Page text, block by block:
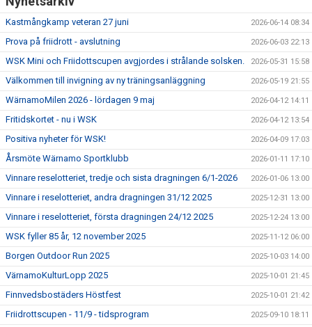
Kastmångkamp veteran 27 juni 2026-06-14 08:34
Prova på friidrott - avslutning 2026-06-03 22:13
WSK Mini och Friidottscupen avgjordes i strålande solsken. 2026-05-31 15:58
Välkommen till invigning av ny träningsanläggning 2026-05-19 21:55
WärnamoMilen 2026 - lördagen 9 maj 2026-04-12 14:11
Fritidskortet - nu i WSK 2026-04-12 13:54
Positiva nyheter för WSK! 2026-04-09 17:03
Årsmöte Wärnamo Sportklubb 2026-01-11 17:10
Vinnare reselotteriet, tredje och sista dragningen 6/1-2026 2026-01-06 13:00
Vinnare i reselotteriet, andra dragningen 31/12 2025 2025-12-31 13:00
Vinnare i reselotteriet, första dragningen 24/12 2025 2025-12-24 13:00
WSK fyller 85 år, 12 november 2025 2025-11-12 06:00
Borgen Outdoor Run 2025 2025-10-03 14:00
VärnamoKulturLopp 2025 2025-10-01 21:45
Finnvedsbostäders Höstfest 2025-10-01 21:42
Friidrottscupen - 11/9 - tidsprogram 2025-09-10 18:11